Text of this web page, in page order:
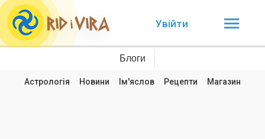
Увійти
Блоги
Астрологія Новини Ім'яслов Рецепти Магазин